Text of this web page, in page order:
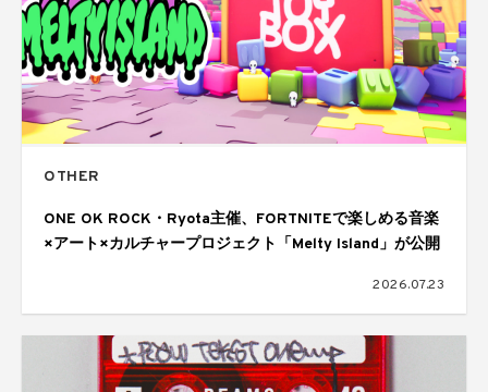
OTHER
ONE OK ROCK・Ryota主催、FORTNITEで楽しめる音楽
×アート×カルチャープロジェクト「Melty Island」が公開
2026.07.23